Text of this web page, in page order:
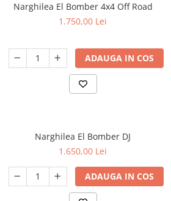
Narghilea El Bomber 4x4 Off Road
1.750,00 Lei
ADAUGA IN COS
Narghilea El Bomber DJ
1.650,00 Lei
ADAUGA IN COS